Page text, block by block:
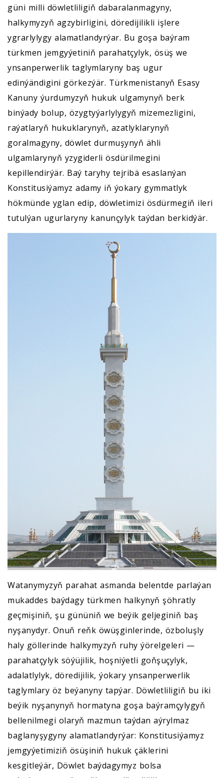
güni milli döwletliligiň dabaralanmagyny,
halkymyzyň agzybirligini, döredijilikli işlere
ygrarlylygy alamatlandyrýar. Bu goşa baýram
türkmen jemgyýetiniň parahatçylyk, ösüş we
ynsanperwerlik taglymlaryny baş ugur
edinýändigini görkezýär. Türkmenistanyň Esasy
Kanuny ýurdumyzyň hukuk ulgamynyň berk
binýady bolup, özygtyýarlylygyň mizemezligini,
raýatlaryň hukuklarynyň, azatlyklarynyň
goralmagyny, döwlet durmuşynyň ähli
ulgamlarynyň yzygiderli ösdürilmegini
kepillendirýär. Baý taryhy tejribä esaslanýan
Konstitusiýamyz adamy iň ýokary gymmatlyk
hökmünde yglan edip, döwletimizi ösdürmegiň ileri
tutulýan ugurlaryny kanunçylyk taýdan berkidýär.
Watanymyzyň parahat asmanda belentde parlaýan
mukaddes baýdagy türkmen halkynyň şöhratly
geçmişiniň, şu gününiň we beýik geljeginiň baş
nyşanydyr. Onuň reňk öwüşginlerinde, özboluşly
haly göllerinde halkymyzyň ruhy ýörelgeleri —
parahatçylyk söýüjilik, hoşniýetli goňşuçylyk,
adalatlylyk, döredijilik, ýokary ynsanperwerlik
taglymlary öz beýanyny tapýar. Döwletliligiň bu iki
beýik nyşanynyň hormatyna goşa baýramçylygyň
bellenilmegi olaryň mazmun taýdan aýrylmaz
baglanyşygyny alamatlandyrýar: Konstitusiýamyz
jemgyýetimiziň ösüşiniň hukuk çäklerini
kesgitleýär, Döwlet baýdagymyz bolsa